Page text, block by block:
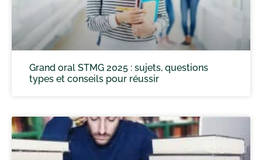
Grand oral STMG 2025 : sujets, questions
types et conseils pour réussir